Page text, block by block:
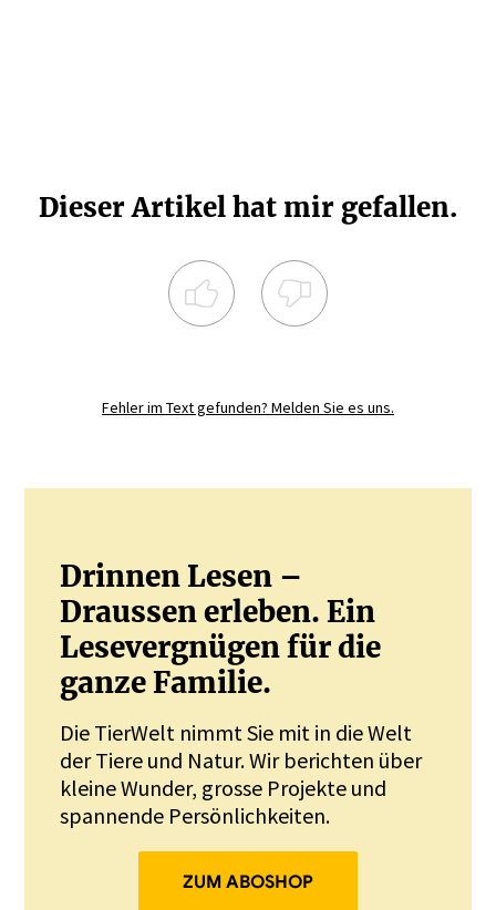
Dieser Artikel hat mir gefallen.
Fehler im Text gefunden? Melden Sie es uns.
Drinnen Lesen –
Draussen erleben. Ein
Lesevergnügen für die
ganze Familie.
Die TierWelt nimmt Sie mit in die Welt
der Tiere und Natur. Wir berichten über
kleine Wunder, grosse Projekte und
spannende Persönlichkeiten.
ZUM ABOSHOP